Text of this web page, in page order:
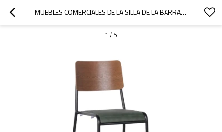
MUEBLES COMERCIALES DE LA SILLA DE LA BARRA PARA EL RESTAURANTE DEL USO INTERIOR Y MADERA DE LA SILLA ALTA DEL CUERO DE BISTRO
1 / 5